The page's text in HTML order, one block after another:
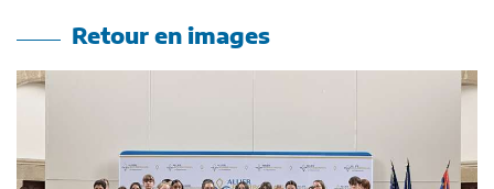
Retour en images